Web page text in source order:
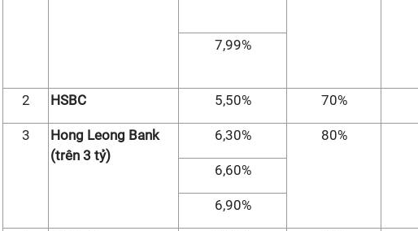
7,99%
2 HSBC 5,50% 70%
3
Hong Leong Bank
(trên 3 tỷ)
6,30% 80%
6,60%
6,90%